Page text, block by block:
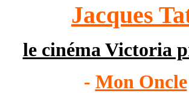
Jacques
le cinéma Victoria
- Mon Oncle